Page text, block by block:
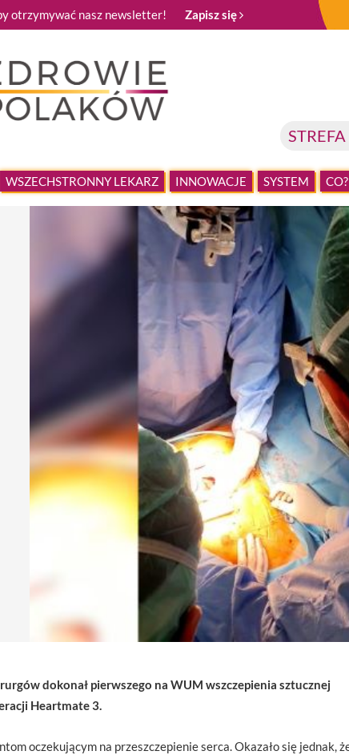
otrzymywać nasz newsletter! Zapisz się
WSZECHSTRONNY LEKARZ INNOWACJE SYSTEM
dokonał pierwszego na WUM wszczepienia sztucznej
Heartmate 3.
oczekującym na przeszczepienie serca. Okazało się jednak,